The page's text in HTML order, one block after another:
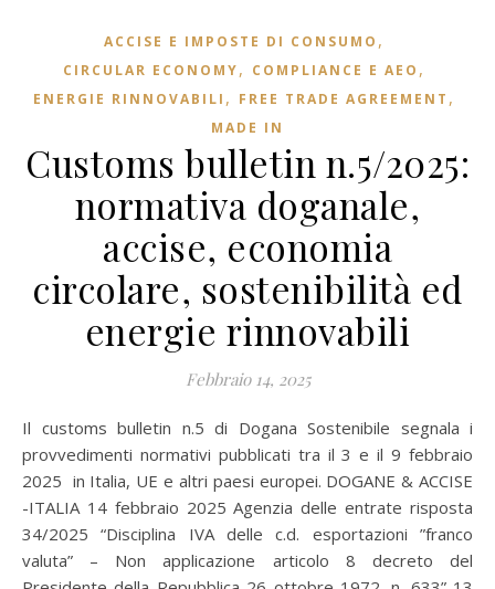
ACCISE E IMPOSTE DI CONSUMO ,
CIRCULAR ECONOMY, COMPLIANCE E AEO ,
ENERGIE RINNOVABILI , FREE TRADE AGREEMENT ,
MADE IN
Customs bulletin n.5/2025:
normativa doganale,
accise, economia
circolare, sostenibilità ed
energie rinnovabili
Febbraio 14, 2025
Il customs bulletin n.5 di Dogana Sostenibile segnala i
provvedimenti normativi pubblicati tra il 3 e il 9 febbraio
2025 in Italia, UE e altri paesi europei. DOGANE & ACCISE
-ITALIA 14 febbraio 2025 Agenzia delle entrate risposta
34/2025 “Disciplina IVA delle c.d. esportazioni ”franco
valuta” – Non applicazione articolo 8 decreto del